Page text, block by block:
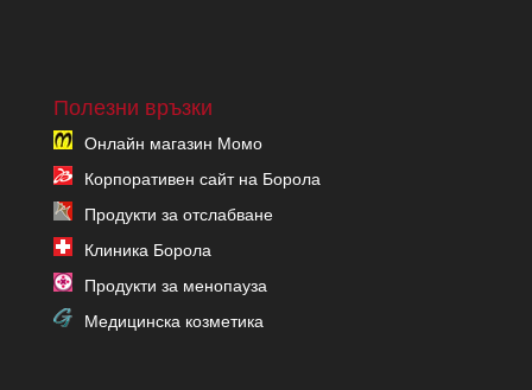
Полезни връзки
Онлайн магазин Момо
Корпоративен сайт на Борола
Продукти за отслабване
Клиника Борола
Продукти за менопауза
Медицинска козметика